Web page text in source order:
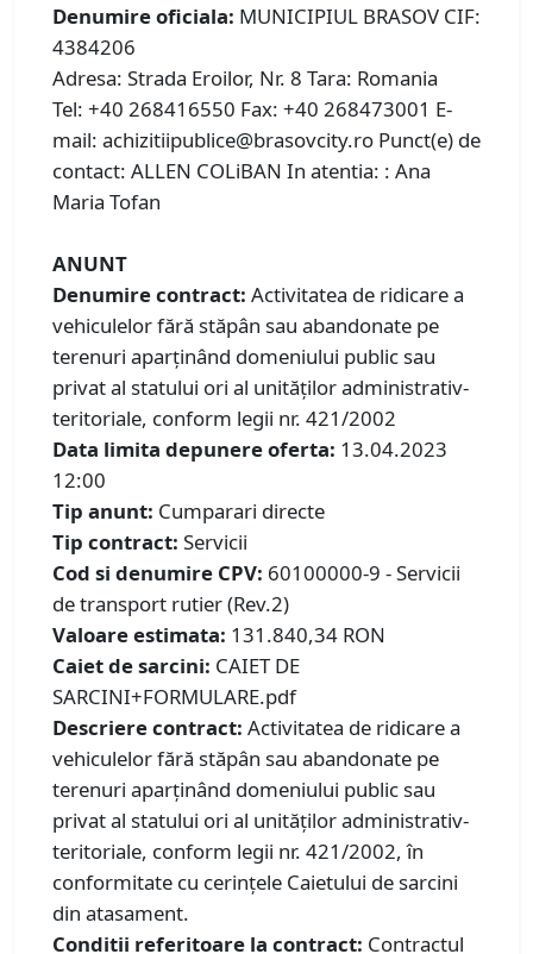
Denumire oficiala: MUNICIPIUL BRASOV CIF:
4384206
Adresa: Strada Eroilor, Nr. 8 Tara: Romania
Tel: +40 268416550 Fax: +40 268473001 E-
mail: achizitiipublice@brasovcity.ro Punct(e) de
contact: ALLEN COLiBAN In atentia: : Ana
Maria Tofan
ANUNT
Denumire contract: Activitatea de ridicare a
vehiculelor fără stăpân sau abandonate pe
terenuri aparţinând domeniului public sau
privat al statului ori al unităţilor administrativ-
teritoriale, conform legii nr. 421/2002
Data limita depunere oferta: 13.04.2023
12:00
Tip anunt: Cumparari directe
Tip contract: Servicii
Cod si denumire CPV: 60100000-9 - Servicii
de transport rutier (Rev.2)
Valoare estimata: 131.840,34 RON
Caiet de sarcini: CAIET DE
SARCINI+FORMULARE.pdf
Descriere contract: Activitatea de ridicare a
vehiculelor fără stăpân sau abandonate pe
terenuri aparţinând domeniului public sau
privat al statului ori al unităţilor administrativ-
teritoriale, conform legii nr. 421/2002, în
conformitate cu cerințele Caietului de sarcini
din atasament.
Conditii referitoare la contract: Contractul